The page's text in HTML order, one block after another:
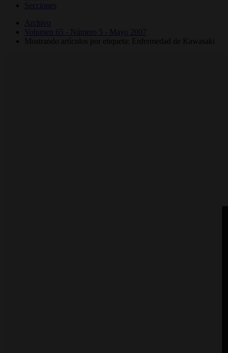
Secciones
Archivo
Volumen 65 - Número 5 - Mayo 2007
Mostrando artículos por etiqueta: Enfermedad de Kawasaki